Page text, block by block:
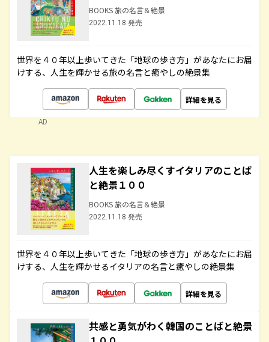
BOOKS 旅の名言＆絶景
2022.11.18 発売
世界を４０年以上歩いてきた「地球の歩き方」があなたにお届
けする、人生を輝かせる旅の名言と癒やしの絶景集
詳細を見る
AD
人生を楽しみ尽くすイタリアのことば
と絶景１００
BOOKS 旅の名言＆絶景
2022.11.18 発売
世界を４０年以上歩いてきた「地球の歩き方」があなたにお届
けする、人生を輝かせるイタリアの名言と癒やしの絶景集
詳細を見る
共感と勇気がわく韓国のことばと絶景